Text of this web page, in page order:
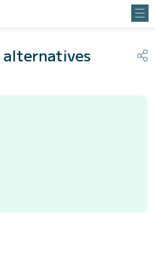
alternatives